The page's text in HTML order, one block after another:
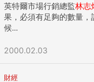
英特爾市場行銷總監林志
果，必須有足夠的數量
候...
2000.02.03
財經